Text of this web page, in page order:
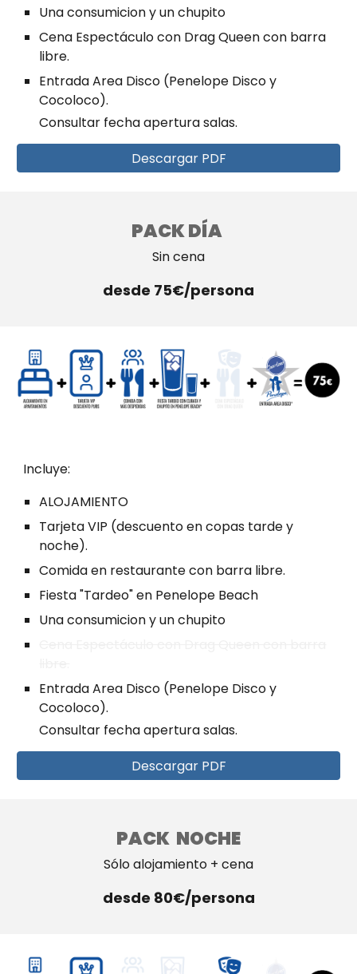
Una consumiciony un chupito
Cena Espectáculo con Drag Queen con barra
libre.
Entrada Area Disco (Penelope Discoy
Cocoloco).
Consultar fecha apertura salas.
Descargar PDF
PACKDÍA
Sin cena
desde 75€/persona
Incluye:
ALOJAMIENTO
Tarjeta VIP (descuento en copas tarde y
noche).
Comida en restaurante con barra libre.
Fiesta "Tardeo" en Penelope Beach
Una consumiciony un chupito
Entrada Area Disco (Penelope Discoy
Cocoloco).
Consultar fecha apertura salas.
Descargar PDF
PACK NOCHE
Sólo alojamiento + cena
desde 80€/persona